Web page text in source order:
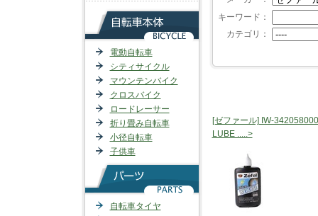
電動自転車
シティサイクル
マウンテンバイク
クロスバイク
ロードレーサー
折り畳み自転車
小径自転車
子供車
自転車タイヤ
キーワード：
カテゴリ：
[ゼファール] IW-
LUBE .....>